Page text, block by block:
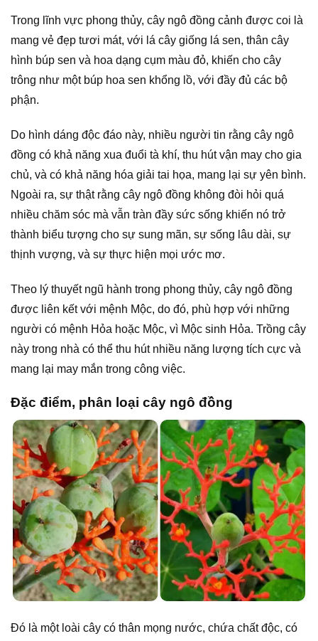
Trong lĩnh vực phong thủy, cây ngô đồng cảnh được coi là
mang vẻ đẹp tươi mát, với lá cây giống lá sen, thân cây
hình búp sen và hoa dạng cụm màu đỏ, khiến cho cây
trông như một búp hoa sen khổng lồ, với đầy đủ các bộ
phận.
Do hình dáng độc đáo này, nhiều người tin rằng cây ngô
đồng có khả năng xua đuổi tà khí, thu hút vận may cho gia
chủ, và có khả năng hóa giải tai họa, mang lại sự yên bình.
Ngoài ra, sự thật rằng cây ngô đồng không đòi hỏi quá
nhiều chăm sóc mà vẫn tràn đầy sức sống khiến nó trở
thành biểu tượng cho sự sung mãn, sự sống lâu dài, sự
thịnh vượng, và sự thực hiện mọi ước mơ.
Theo lý thuyết ngũ hành trong phong thủy, cây ngô đồng
được liên kết với mệnh Mộc, do đó, phù hợp với những
người có mệnh Hỏa hoặc Mộc, vì Mộc sinh Hỏa. Trồng cây
này trong nhà có thể thu hút nhiều năng lượng tích cực và
mang lại may mắn trong công việc.
Đặc điểm, phân loại cây ngô đồng
Đó là một loài cây có thân mọng nước, chứa chất độc, có